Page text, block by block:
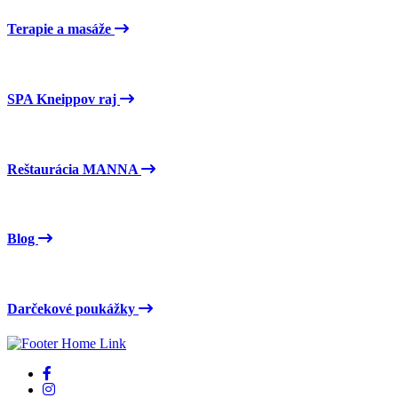
Terapie a masáže
SPA Kneippov raj
Reštaurácia MANNA
Blog
Darčekové poukážky